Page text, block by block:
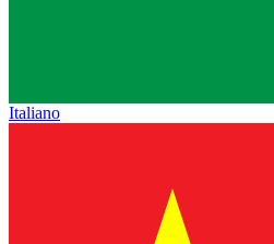
Italiano